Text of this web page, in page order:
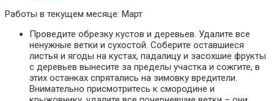
Работы в текущем месяце: Март
Проведите обрезку кустов и деревьев. Удалите все
ненужные ветки и сухостой. Соберите оставшиеся
листья и ягоды на кустах, падалицу и засохшие фрукты
с деревьев вынесите за пределы участка и сожгите, в
этих останках спрятались на зимовку вредители.
Внимательно присмотритесь к смородине и